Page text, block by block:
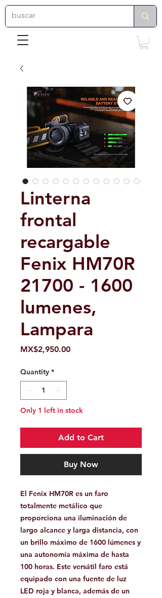
Linterna
frontal
recargable
Fenix ​​HM70R
21700 - 1600
lumenes,
Lampara
MX$2,950.00Price
Quantity *
Only 1 left in stock
Add to Cart
Buy Now
El Fenix ​​HM70R es un faro
totalmente metálico que
proporciona una iluminación de
largo alcance y larga distancia, con
un brillo máximo de 1600 lúmenes y
una autonomía máxima de hasta
100 horas. Este versátil faro está
equipado con una fuente de luz
LED roja y blanca, además de un